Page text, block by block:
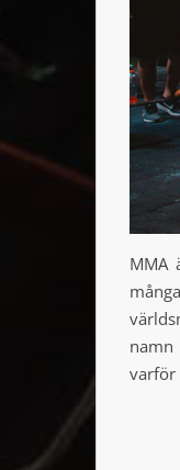
MMA
namn
varför